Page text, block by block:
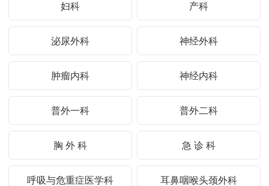
妇科 产科
泌尿外科 神经外科
肿瘤内科 神经内科
普外一科 普外二科
胸 外 科 急 诊 科
呼吸与危重症医学科 耳鼻咽喉头颈外科